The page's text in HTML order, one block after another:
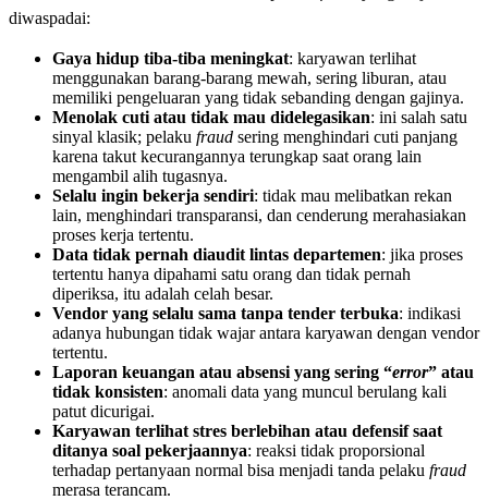
diwaspadai:
Gaya hidup tiba-tiba meningkat: karyawan terlihat
menggunakan barang-barang mewah, sering liburan, atau
memiliki pengeluaran yang tidak sebanding dengan gajinya.
Menolak cuti atau tidak mau didelegasikan: ini salah satu
sinyal klasik; pelaku fraud sering menghindari cuti panjang
karena takut kecurangannya terungkap saat orang lain
mengambil alih tugasnya.
Selalu ingin bekerja sendiri: tidak mau melibatkan rekan
lain, menghindari transparansi, dan cenderung merahasiakan
proses kerja tertentu.
Data tidak pernah diaudit lintas departemen: jika proses
tertentu hanya dipahami satu orang dan tidak pernah
diperiksa, itu adalah celah besar.
Vendor yang selalu sama tanpa tender terbuka: indikasi
adanya hubungan tidak wajar antara karyawan dengan vendor
tertentu.
Laporan keuangan atau absensi yang sering “error” atau
tidak konsisten: anomali data yang muncul berulang kali
patut dicurigai.
Karyawan terlihat stres berlebihan atau defensif saat
ditanya soal pekerjaannya: reaksi tidak proporsional
terhadap pertanyaan normal bisa menjadi tanda pelaku fraud
merasa terancam.